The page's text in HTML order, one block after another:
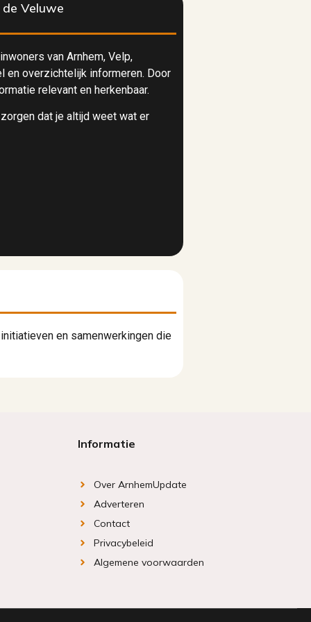
Veluwe
van Arnhem, Velp,
en overzichtelijk informeren. Door
relevant en herkenbaar.
dat je altijd weet wat er
en samenwerkingen die
Informatie
Over ArnhemUpdate
Adverteren
Contact
Privacybeleid
Algemene voorwaarden